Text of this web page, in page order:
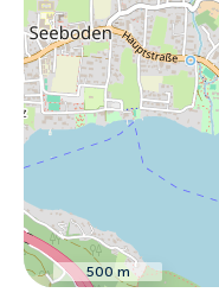
500 m